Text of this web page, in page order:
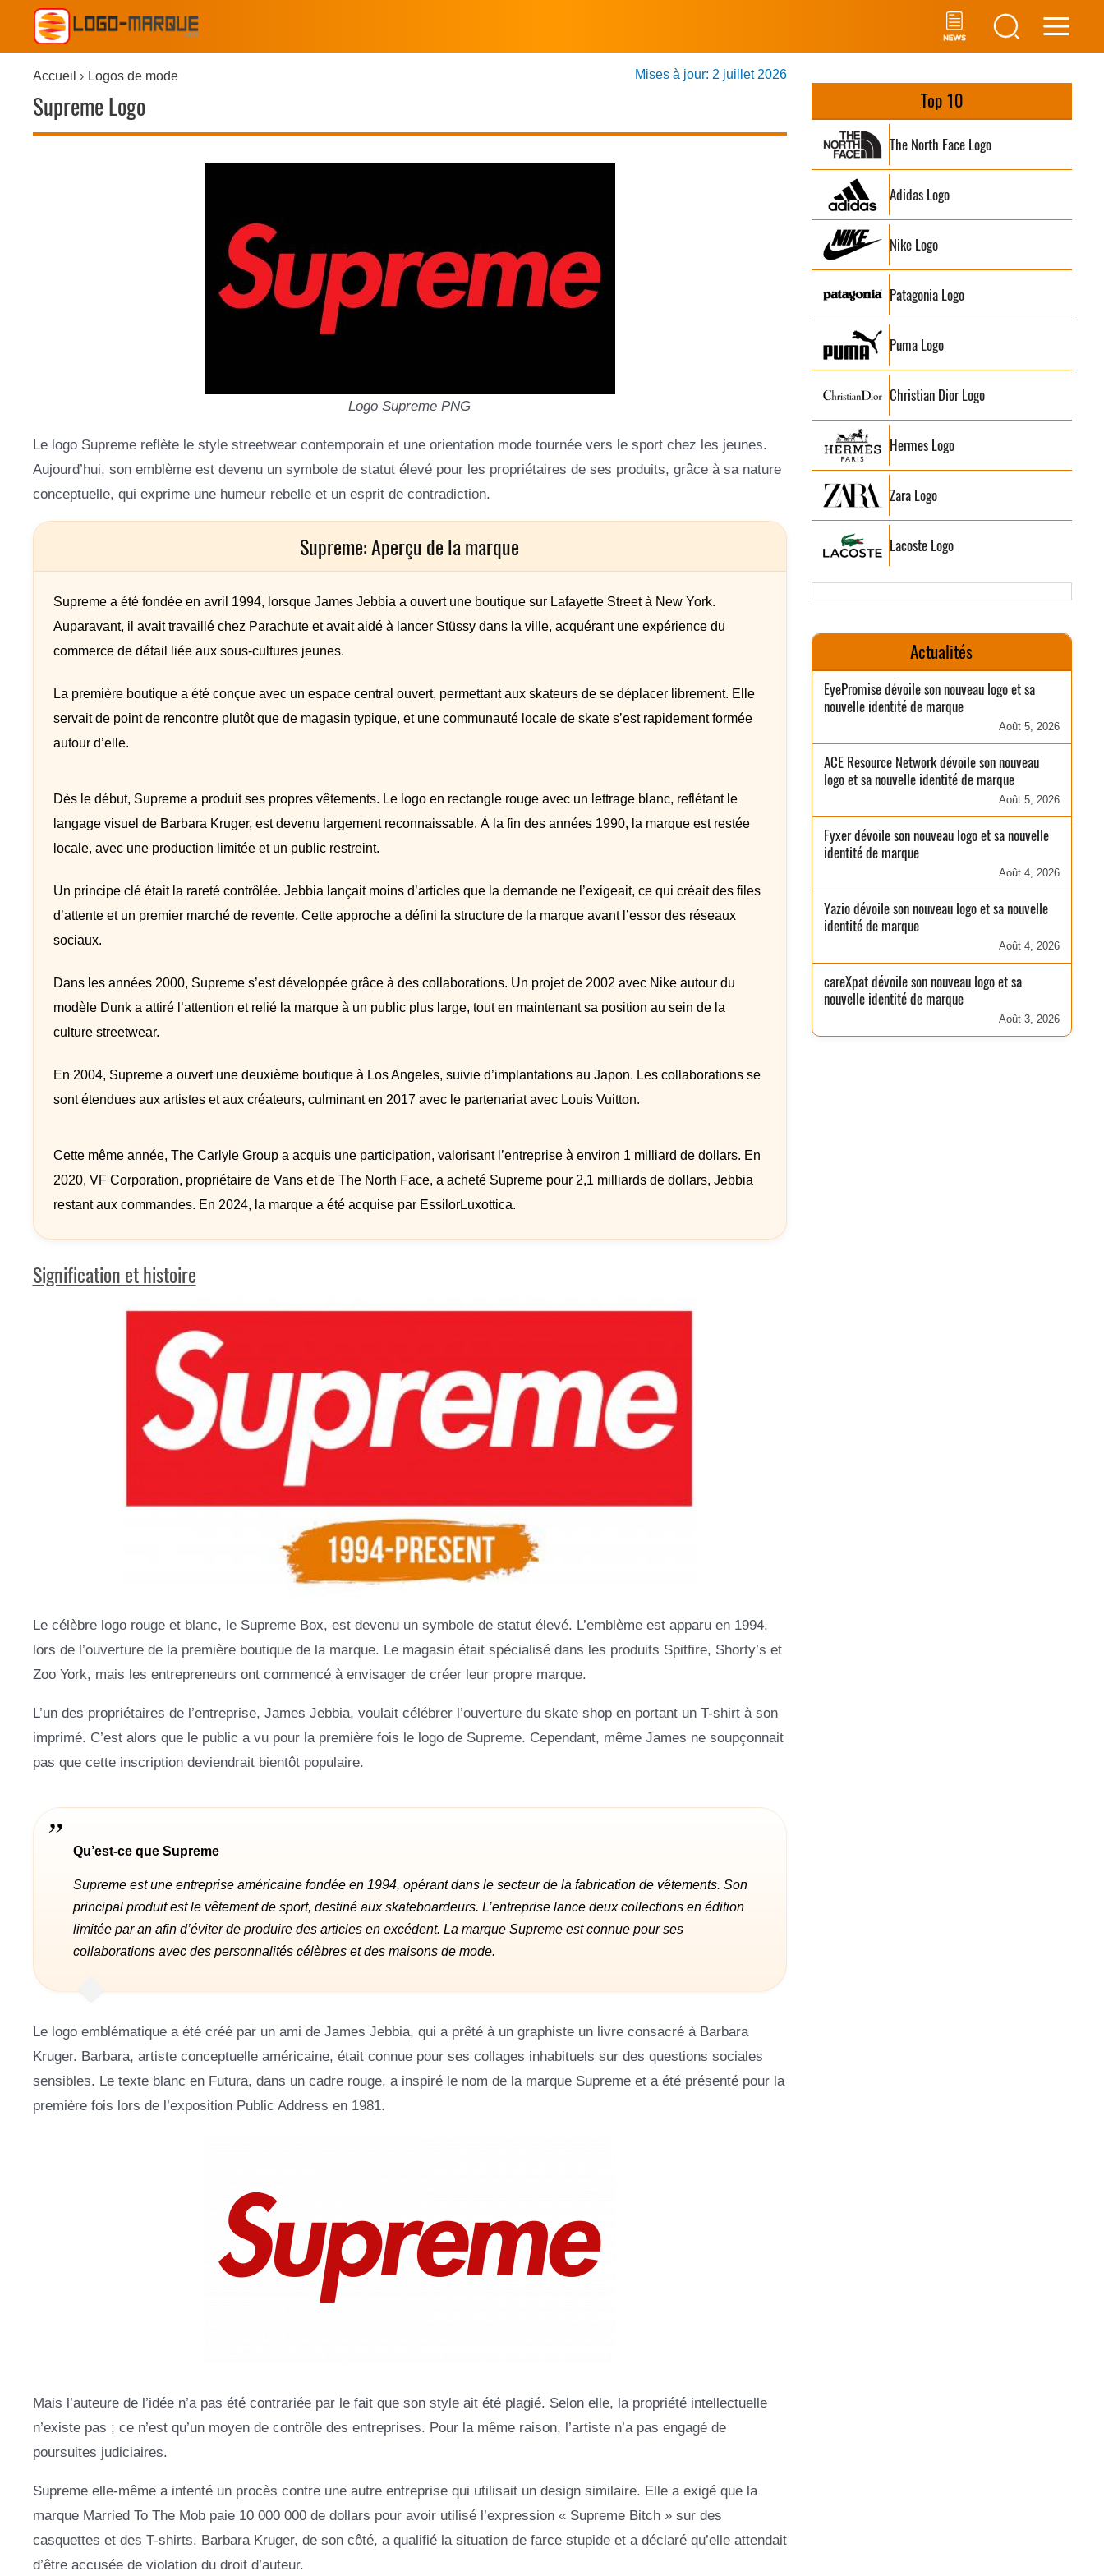
Accueil Logos de mode
Supreme Logo
Mises à jour: 2 juillet 2026
Logo Supreme PNG
Le logo Supreme reflète le style streetwear contemporain et une orientation mode tournée vers le sport chez les jeunes.
Aujourd’hui, son emblème est devenu un symbole de statut élevé pour les propriétaires de ses produits, grâce à sa nature
conceptuelle, qui exprime une humeur rebelle et un esprit de contradiction.
Supreme: Aperçu de la marque
Supreme a été fondée en avril 1994, lorsque James Jebbia a ouvert une boutique sur Lafayette Street à New York.
Auparavant, il avait travaillé chez Parachute et avait aidé à lancer Stüssy dans la ville, acquérant une expérience du
commerce de détail liée aux sous-cultures jeunes.
La première boutique a été conçue avec un espace central ouvert, permettant aux skateurs de se déplacer librement. Elle
servait de point de rencontre plutôt que de magasin typique, et une communauté locale de skate s’est rapidement formée
autour d’elle.
Dès le début, Supreme a produit ses propres vêtements. Le logo en rectangle rouge avec un lettrage blanc, reflétant le
langage visuel de Barbara Kruger, est devenu largement reconnaissable. À la fin des années 1990, la marque est restée
locale, avec une production limitée et un public restreint.
Un principe clé était la rareté contrôlée. Jebbia lançait moins d’articles que la demande ne l’exigeait, ce qui créait des files
d’attente et un premier marché de revente. Cette approche a défini la structure de la marque avant l’essor des réseaux
sociaux.
Dans les années 2000, Supreme s’est développée grâce à des collaborations. Un projet de 2002 avec Nike autour du
modèle Dunk a attiré l’attention et relié la marque à un public plus large, tout en maintenant sa position au sein de la
culture streetwear.
En 2004, Supreme a ouvert une deuxième boutique à Los Angeles, suivie d’implantations au Japon. Les collaborations se
sont étendues aux artistes et aux créateurs, culminant en 2017 avec le partenariat avec Louis Vuitton.
Cette même année, The Carlyle Group a acquis une participation, valorisant l’entreprise à environ 1 milliard de dollars. En
2020, VF Corporation, propriétaire de Vans et de The North Face, a acheté Supreme pour 2,1 milliards de dollars, Jebbia
restant aux commandes. En 2024, la marque a été acquise par EssilorLuxottica.
Signification et histoire
Le célèbre logo rouge et blanc, le Supreme Box, est devenu un symbole de statut élevé. L’emblème est apparu en 1994,
lors de l’ouverture de la première boutique de la marque. Le magasin était spécialisé dans les produits Spitfire, Shorty’s et
Zoo York, mais les entrepreneurs ont commencé à envisager de créer leur propre marque.
L’un des propriétaires de l’entreprise, James Jebbia, voulait célébrer l’ouverture du skate shop en portant un T-shirt à son
imprimé. C’est alors que le public a vu pour la première fois le logo de Supreme. Cependant, même James ne soupçonnait
pas que cette inscription deviendrait bientôt populaire.
Qu’est-ce que Supreme
Supreme est une entreprise américaine fondée en 1994, opérant dans le secteur de la fabrication de vêtements. Son
principal produit est le vêtement de sport, destiné aux skateboardeurs. L’entreprise lance deux collections en édition
limitée par an afin d’éviter de produire des articles en excédent. La marque Supreme est connue pour ses
collaborations avec des personnalités célèbres et des maisons de mode.
Le logo emblématique a été créé par un ami de James Jebbia, qui a prêté à un graphiste un livre consacré à Barbara
Kruger. Barbara, artiste conceptuelle américaine, était connue pour ses collages inhabituels sur des questions sociales
sensibles. Le texte blanc en Futura, dans un cadre rouge, a inspiré le nom de la marque Supreme et a été présenté pour la
première fois lors de l’exposition Public Address en 1981.
Mais l’auteure de l’idée n’a pas été contrariée par le fait que son style ait été plagié. Selon elle, la propriété intellectuelle
n’existe pas ; ce n’est qu’un moyen de contrôle des entreprises. Pour la même raison, l’artiste n’a pas engagé de
poursuites judiciaires.
Supreme elle-même a intenté un procès contre une autre entreprise qui utilisait un design similaire. Elle a exigé que la
marque Married To The Mob paie 10 000 000 de dollars pour avoir utilisé l’expression « Supreme Bitch » sur des
casquettes et des T-shirts. Barbara Kruger, de son côté, a qualifié la situation de farce stupide et a déclaré qu’elle attendait
d’être accusée de violation du droit d’auteur.
Top 10
The North Face Logo
Adidas Logo
Nike Logo
Patagonia Logo
Puma Logo
Christian Dior Logo
Hermes Logo
Zara Logo
Lacoste Logo
Actualités
EyePromise dévoile son nouveau logo et sa
nouvelle identité de marque
Août 5, 2026
ACE Resource Network dévoile son nouveau
logo et sa nouvelle identité de marque
Août 5, 2026
Fyxer dévoile son nouveau logo et sa nouvelle
identité de marque
Août 4, 2026
Yazio dévoile son nouveau logo et sa nouvelle
identité de marque
Août 4, 2026
careXpat dévoile son nouveau logo et sa
nouvelle identité de marque
Août 3, 2026